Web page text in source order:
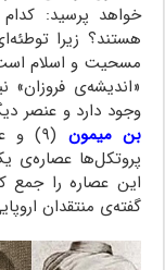
خواهد پرسید:
هستند؟ زیرا
مسحیت و اسلام
«اندیشه‌ی فروزان»
وجود دارد و عنصر
بن میمون (۹) و عناصری از خانواده‌ی
پروتکل‌ها عصاره‌ی
این عصاره را جمع
گفته‌ی منتقدان